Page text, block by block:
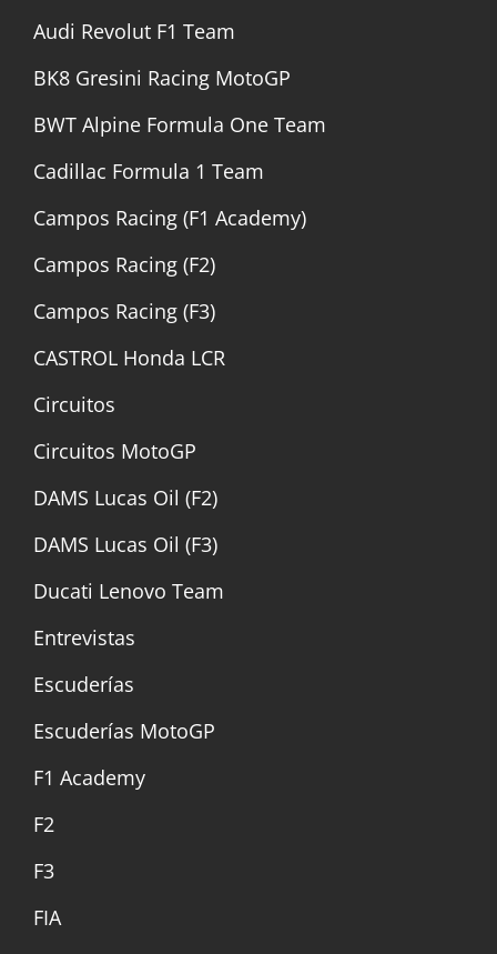
Audi Revolut F1 Team
BK8 Gresini Racing MotoGP
BWT Alpine Formula One Team
Cadillac Formula 1 Team
Campos Racing (F1 Academy)
Campos Racing (F2)
Campos Racing (F3)
CASTROL Honda LCR
Circuitos
Circuitos MotoGP
DAMS Lucas Oil (F2)
DAMS Lucas Oil (F3)
Ducati Lenovo Team
Entrevistas
Escuderías
Escuderías MotoGP
F1 Academy
F2
F3
FIA